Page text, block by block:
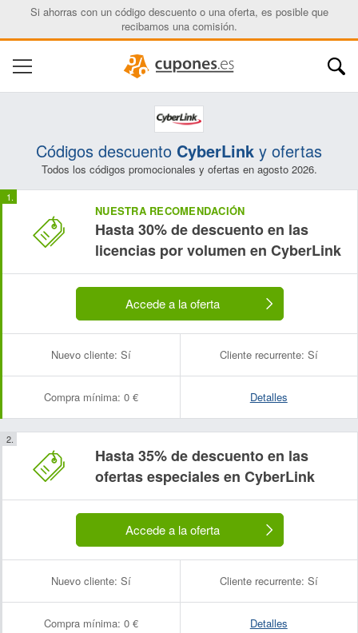
Si ahorras con un código descuento o una oferta, es posible que
recibamos una comisión.
Códigos descuento CyberLink y ofertas
Todos los códigos promocionales y ofertas en agosto 2026.
NUESTRA RECOMENDACIÓN
Hasta 30% de descuento en las
licencias por volumen en CyberLink
Accede a la oferta
Nuevo cliente: Sí Cliente recurrente: Sí
Compra mínima: 0 € Detalles
Hasta 35% de descuento en las
ofertas especiales en CyberLink
Accede a la oferta
Nuevo cliente: Sí Cliente recurrente: Sí
Compra mínima: 0 € Detalles
Nombre:
Correo electrónico: